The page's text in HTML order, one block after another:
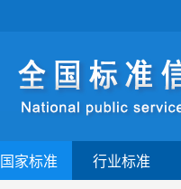
国家标准 行业标准